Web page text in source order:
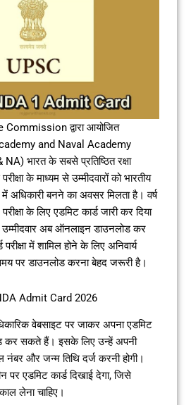
द्वारा आयोजित
and Naval Academy
भारत के सबसे प्रतिष्ठित रक्षा
के माध्यम से उम्मीदवारों को भारतीय
अधिकारी बनने का अवसर मिलता है। वर्ष
के लिए एडमिट कार्ड जारी कर दिया
अब ऑनलाइन डाउनलोड कर
में शामिल होने के लिए अनिवार्य
पर डाउनलोड करना बेहद जरूरी है।
Admit Card 2026
वेबसाइट पर जाकर अपना एडमिट
कर सकते हैं। इसके लिए उन्हें अपनी
और जन्म तिथि दर्ज करनी होगी।
पर एडमिट कार्ड दिखाई देगा, जिसे
लेना चाहिए।